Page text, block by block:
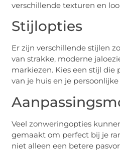
verschillende texturen en
Stijlopties
Er zijn verschillende stijlen
van strakke, moderne
markiezen. Kies een stijl
van je huis en je
Veel zonweringopties
gemaakt om perfect bij je
niet alleen een betere